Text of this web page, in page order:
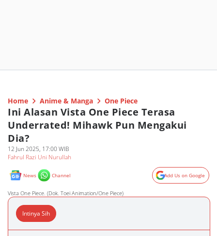
Home Anime & Manga One Piece
Ini Alasan Vista One Piece Terasa
Underrated! Mihawk Pun Mengakui
Dia?
12 Jun 2025, 17:00 WIB
Fahrul Razi Uni Nurullah
News Channel Add Us on Google
Vista One Piece. (Dok. Toei Animation/One Piece)
Intinya Sih